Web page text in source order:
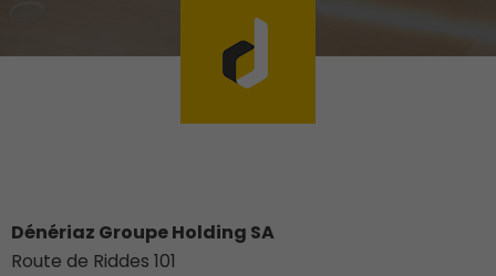
Dénériaz Groupe Holding SA
Route de Riddes 101